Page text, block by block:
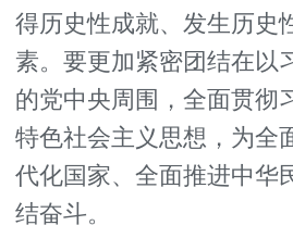
得历史性成就、发生历史
素。要更加紧密团结在以
的党中央周围，全面贯彻
特色社会主义思想，为全
代化国家、全面推进中华
结奋斗。